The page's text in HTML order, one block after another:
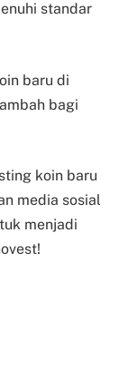
standar
baru di
bagi
koin baru
media sosial
menjadi